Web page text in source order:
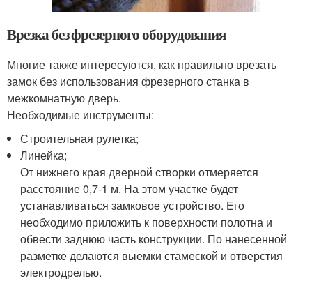
Врезка без фрезерного оборудования
Многие также интересуются, как правильно врезать
замок без использования фрезерного станка в
межкомнатную дверь.
Необходимые инструменты:
Строительная рулетка;
Линейка;
От нижнего края дверной створки отмеряется
расстояние 0,7-1 м. На этом участке будет
устанавливаться замковое устройство. Его
необходимо приложить к поверхности полотна и
обвести заднюю часть конструкции. По нанесенной
разметке делаются выемки стамеской и отверстия
электродрелью.